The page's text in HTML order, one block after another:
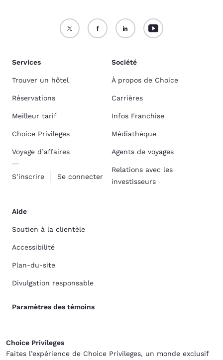
Services
Trouver un hôtel
Réservations
Meilleur tarif
Choice Privileges
Voyage d’affaires
S’inscrire Se connecter
Société
À propos de Choice
Carrières
Infos Franchise
Médiathèque
Agents de voyages
Relations avec les
investisseurs
Aide
Soutien à la clientèle
Accessibilité
Plan-du-site
Divulgation responsable
Paramètres des témoins
Choice Privileges
Faites l’expérience de Choice Privileges, un monde exclusif